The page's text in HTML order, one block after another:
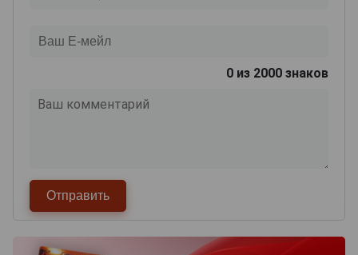
0 из 2000 знаков